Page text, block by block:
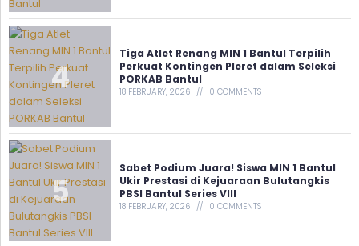
Tiga Atlet Renang MIN 1 Bantul Terpilih
Perkuat Kontingen Pleret dalam Seleksi
PORKAB Bantul
18 FEBRUARY, 2026 0 COMMENTS
Sabet Podium Juara! Siswa MIN 1 Bantul
Ukir Prestasi di Kejuaraan Bulutangkis
PBSI Bantul Series VIII
18 FEBRUARY, 2026 0 COMMENTS